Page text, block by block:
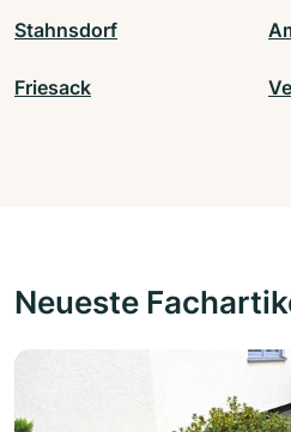
Stahnsdorf
Friesack
Neueste